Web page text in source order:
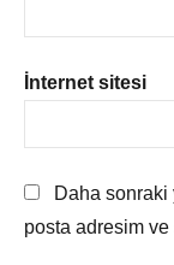
İnternet sitesi
Daha sonraki
posta adresim ve